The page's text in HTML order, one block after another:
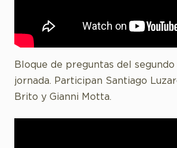
Bloque de preguntas del
jornada. Participan Santiago
Brito y Gianni Motta.